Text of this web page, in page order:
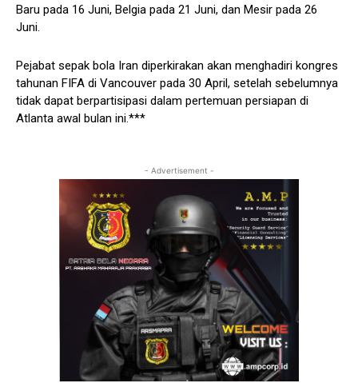
Baru pada 16 Juni, Belgia pada 21 Juni, dan Mesir pada 26
Juni.
Pejabat sepak bola Iran diperkirakan akan menghadiri kongres
tahunan FIFA di Vancouver pada 30 April, setelah sebelumnya
tidak dapat berpartisipasi dalam pertemuan persiapan di
Atlanta awal bulan ini.***
- Advertisement -